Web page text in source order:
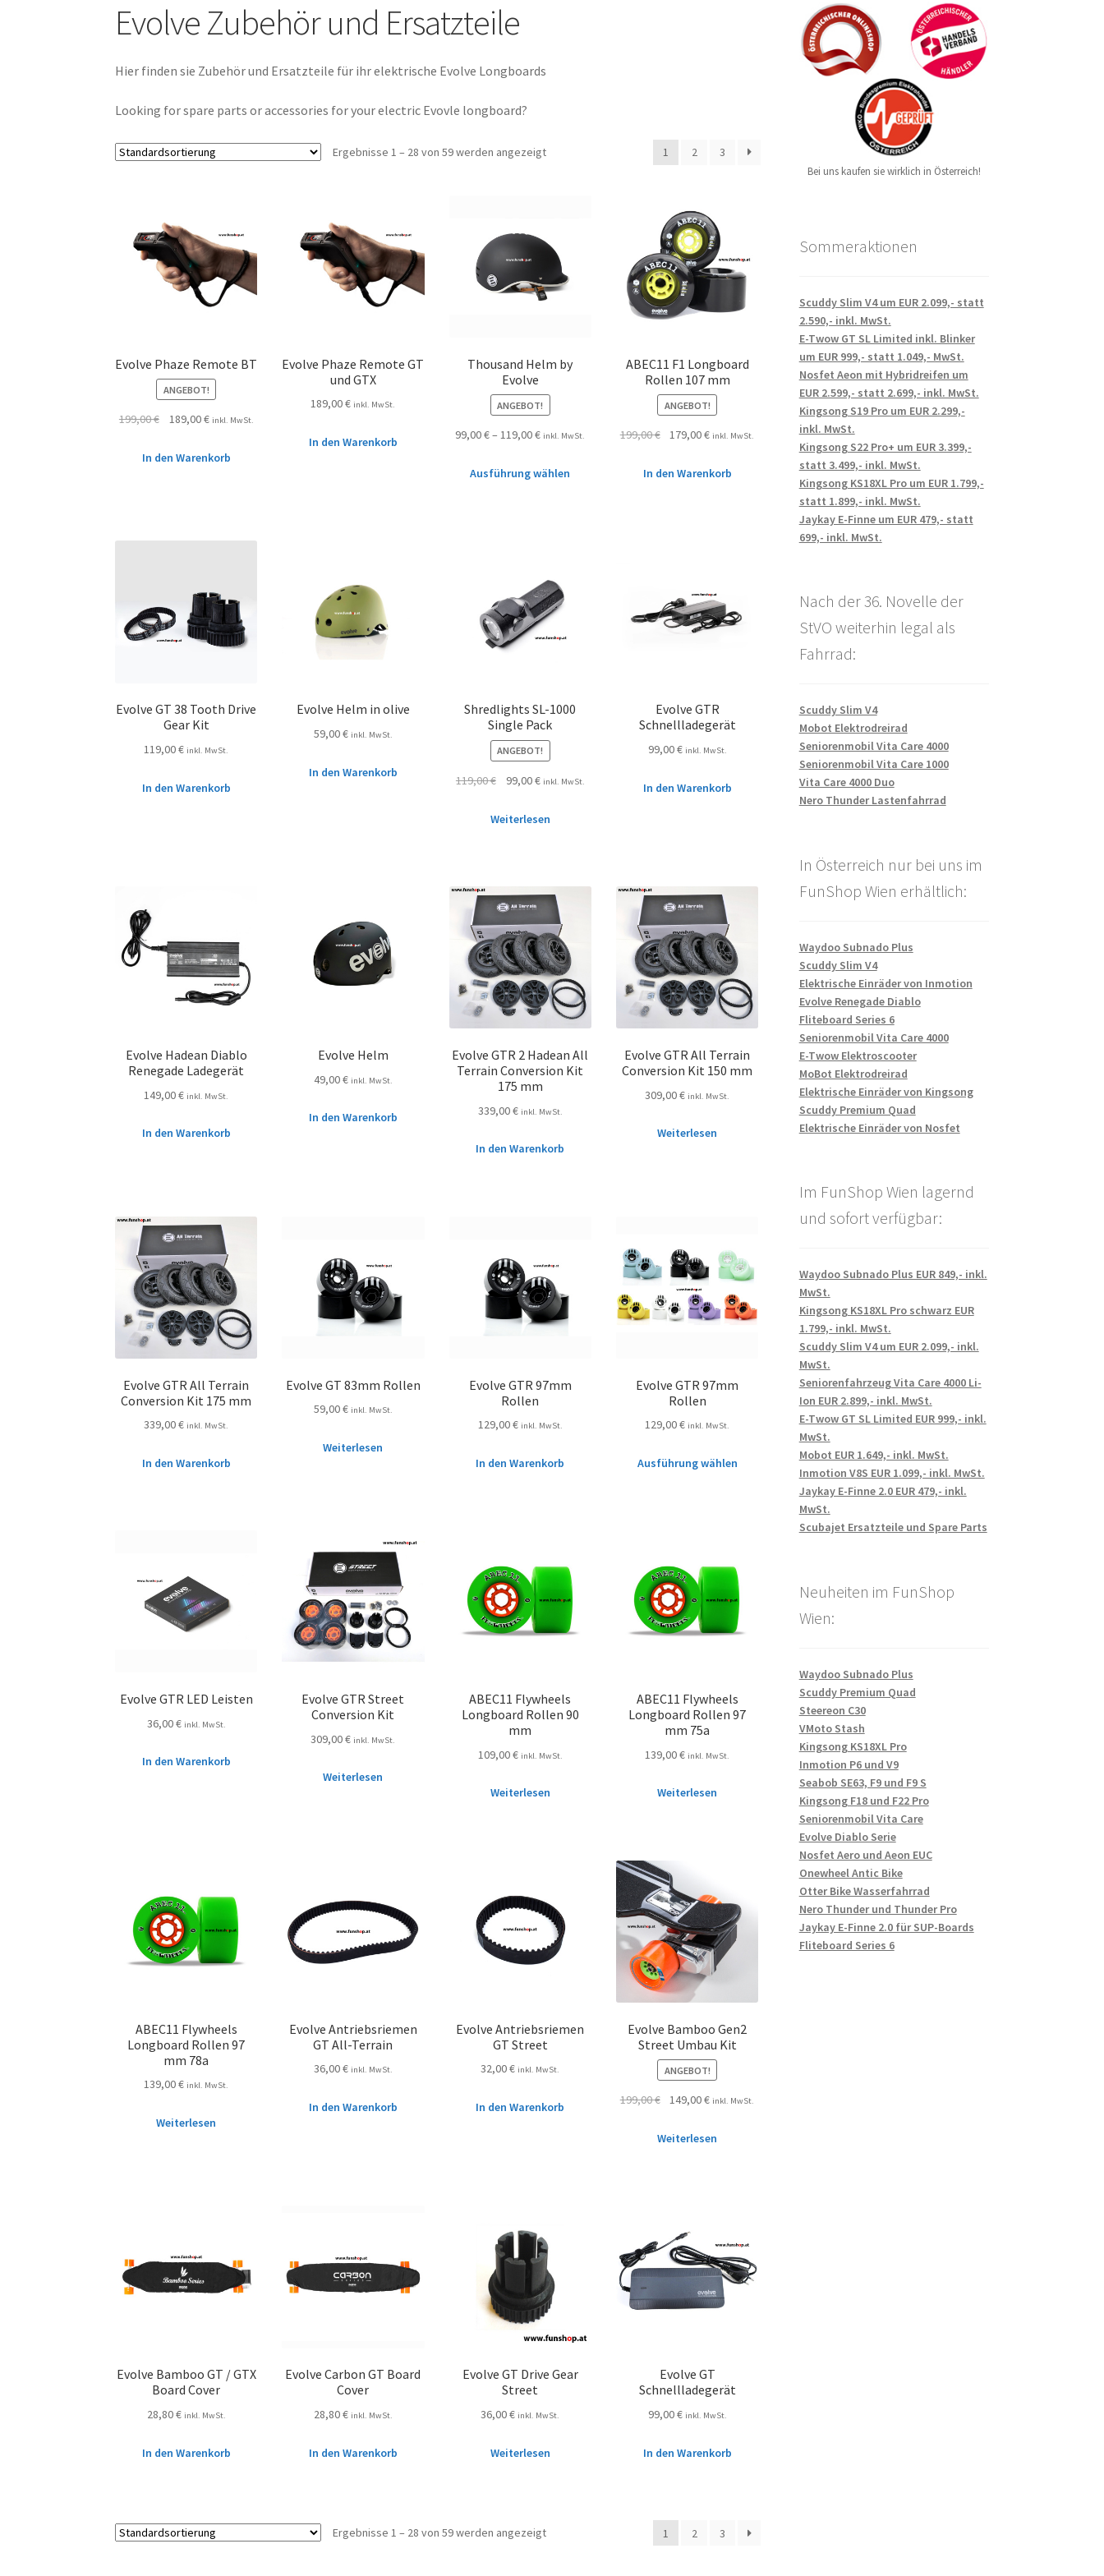
Evolve Zubehör und Ersatzteile
Hier finden sie Zubehör und Ersatzteile für ihr elektrische Evolve Longboards
Looking for spare parts or accessories for your electric Evovle longboard?
Ergebnisse 1 – 28 von 59 werden angezeigt 1 2 3
Evolve Phaze Remote BT
ANGEBOT!
199,00€ 189,00€ inkl. MwSt.
In den Warenkorb
Evolve Phaze Remote GT
und GTX
189,00€ inkl. MwSt.
In den Warenkorb
Thousand Helm by
Evolve
ANGEBOT!
99,00€–119,00€ inkl. MwSt.
Ausführung wählen
ABEC11 F1 Longboard
Rollen 107 mm
ANGEBOT!
199,00€ 179,00€ inkl. MwSt.
In den Warenkorb
Evolve GT 38 Tooth Drive
Gear Kit
119,00€ inkl. MwSt.
In den Warenkorb
Evolve Helm in olive
59,00€ inkl. MwSt.
In den Warenkorb
Shredlights SL-1000
Single Pack
ANGEBOT!
119,00€ 99,00€ inkl. MwSt.
Weiterlesen
Evolve GTR
Schnellladegerät
99,00€ inkl. MwSt.
In den Warenkorb
Evolve Hadean Diablo
Renegade Ladegerät
149,00€ inkl. MwSt.
In den Warenkorb
Evolve Helm
49,00€ inkl. MwSt.
In den Warenkorb
Evolve GTR 2 Hadean All
Terrain Conversion Kit
175 mm
339,00€ inkl. MwSt.
In den Warenkorb
Evolve GTR All Terrain
Conversion Kit 150 mm
309,00€ inkl. MwSt.
Weiterlesen
Evolve GTR All Terrain
Conversion Kit 175 mm
339,00€ inkl. MwSt.
In den Warenkorb
Evolve GT 83mm Rollen
59,00€ inkl. MwSt.
Weiterlesen
Evolve GTR 97mm
Rollen
129,00€ inkl. MwSt.
In den Warenkorb
Evolve GTR 97mm
Rollen
129,00€ inkl. MwSt.
Ausführung wählen
Evolve GTR LED Leisten
36,00€ inkl. MwSt.
In den Warenkorb
Evolve GTR Street
Conversion Kit
309,00€ inkl. MwSt.
Weiterlesen
ABEC11 Flywheels
Longboard Rollen 90
mm
109,00€ inkl. MwSt.
Weiterlesen
ABEC11 Flywheels
Longboard Rollen 97
mm 75a
139,00€ inkl. MwSt.
Weiterlesen
ABEC11 Flywheels
Longboard Rollen 97
mm 78a
139,00€ inkl. MwSt.
Weiterlesen
Evolve Antriebsriemen
GT All-Terrain
36,00€ inkl. MwSt.
In den Warenkorb
Evolve Antriebsriemen
GT Street
32,00€ inkl. MwSt.
In den Warenkorb
Evolve Bamboo Gen2
Street Umbau Kit
ANGEBOT!
199,00€ 149,00€ inkl. MwSt.
Weiterlesen
Evolve Bamboo GT / GTX
Board Cover
28,80€ inkl. MwSt.
In den Warenkorb
Evolve Carbon GT Board
Cover
28,80€ inkl. MwSt.
In den Warenkorb
Evolve GT Drive Gear
Street
36,00€ inkl. MwSt.
Weiterlesen
Evolve GT
Schnellladegerät
99,00€ inkl. MwSt.
In den Warenkorb
Ergebnisse 1 – 28 von 59 werden angezeigt 1 2 3
Bei uns kaufen sie wirklich in Österreich!
Sommeraktionen
Scuddy Slim V4 um EUR 2.099,- statt
2.590,- inkl. MwSt.
E-Twow GT SL Limited inkl. Blinker
um EUR 999,- statt 1.049,- MwSt.
Nosfet Aeon mit Hybridreifen um
EUR 2.599,- statt 2.699,- inkl. MwSt.
Kingsong S19 Pro um EUR 2.299,-
inkl. MwSt.
Kingsong S22 Pro+ um EUR 3.399,-
statt 3.499,- inkl. MwSt.
Kingsong KS18XL Pro um EUR 1.799,-
statt 1.899,- inkl. MwSt.
Jaykay E-Finne um EUR 479,- statt
699,- inkl. MwSt.
Nach der 36. Novelle der
StVO weiterhin legal als
Fahrrad:
Scuddy Slim V4
Mobot Elektrodreirad
Seniorenmobil Vita Care 4000
Seniorenmobil Vita Care 1000
Vita Care 4000 Duo
Nero Thunder Lastenfahrrad
In Österreich nur bei uns im
FunShop Wien erhältlich:
Waydoo Subnado Plus
Scuddy Slim V4
Elektrische Einräder von Inmotion
Evolve Renegade Diablo
Fliteboard Series 6
Seniorenmobil Vita Care 4000
E-Twow Elektroscooter
MoBot Elektrodreirad
Elektrische Einräder von Kingsong
Scuddy Premium Quad
Elektrische Einräder von Nosfet
Im FunShop Wien lagernd
und sofort verfügbar:
Waydoo Subnado Plus EUR 849,- inkl.
MwSt.
Kingsong KS18XL Pro schwarz EUR
1.799,- inkl. MwSt.
Scuddy Slim V4 um EUR 2.099,- inkl.
MwSt.
Seniorenfahrzeug Vita Care 4000 Li-
Ion EUR 2.899,- inkl. MwSt.
E-Twow GT SL Limited EUR 999,- inkl.
MwSt.
Mobot EUR 1.649,- inkl. MwSt.
Inmotion V8S EUR 1.099,- inkl. MwSt.
Jaykay E-Finne 2.0 EUR 479,- inkl.
MwSt.
Scubajet Ersatzteile und Spare Parts
Neuheiten im FunShop
Wien:
Waydoo Subnado Plus
Scuddy Premium Quad
Steereon C30
VMoto Stash
Kingsong KS18XL Pro
Inmotion P6 und V9
Seabob SE63, F9 und F9 S
Kingsong F18 und F22 Pro
Seniorenmobil Vita Care
Evolve Diablo Serie
Nosfet Aero und Aeon EUC
Onewheel Antic Bike
Otter Bike Wasserfahrrad
Nero Thunder und Thunder Pro
Jaykay E-Finne 2.0 für SUP-Boards
Fliteboard Series 6